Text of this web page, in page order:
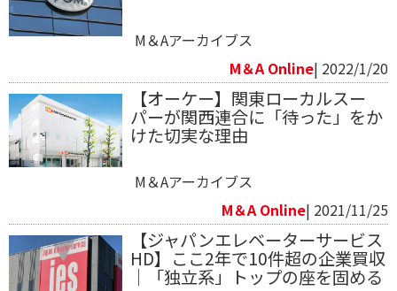
M＆Aアーカイブス
M＆A Online| 2022/1/20
【オーケー】関東ローカルスー
パーが関西連合に「待った」をか
けた切実な理由
M＆Aアーカイブス
M＆A Online| 2021/11/25
【ジャパンエレベーターサービス
HD】ここ2年で10件超の企業買収
｜「独立系」トップの座を固める